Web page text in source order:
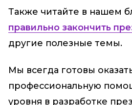
Также читайте в нашем
правильно закончить
другие полезные темы.
Мы всегда готовы
профессиональную
уровня в разработке